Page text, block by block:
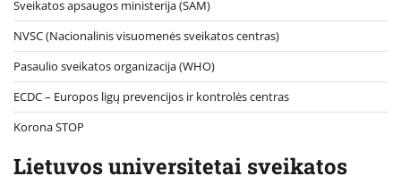
Sveikatos apsaugos ministerija (SAM)
NVSC (Nacionalinis visuomenės sveikatos centras)
Pasaulio sveikatos organizacija (WHO)
ECDC – Europos ligų prevencijos ir kontrolės centras
Korona STOP
Lietuvos universitetai sveikatos